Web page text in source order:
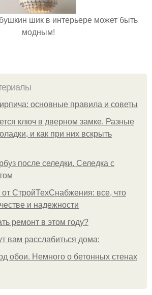
шик в интерьере может быть
модным!
основные правила и советы
ключ в дверном замке. Разные
и как при них вскрыть
после селедки. Селедка с
СтройТехСнабжения: все, что
и надежности
ремонт в этом году?
вам расслабиться дома:
обои. Немного о бетонных стенах